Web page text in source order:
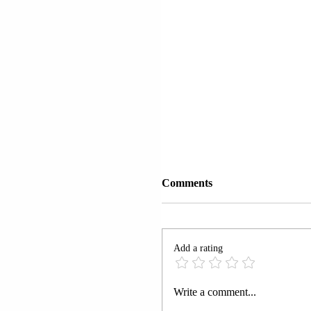
GJAKOVË | U
Comments
Add a rating
Write a comment...